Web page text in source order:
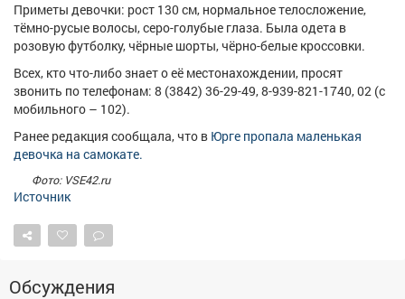
ТВ программа Я - пенсионер
Приметы девочки: рост 130 см, нормальное телосложение,
тёмно-русые волосы, серо-голубые глаза. Была одета в
розовую футболку, чёрные шорты, чёрно-белые кроссовки.
Всех, кто что-либо знает о её местонахождении, просят
звонить по телефонам: 8 (3842) 36-29-49, 8-939-821-1740, 02 (с
мобильного – 102).
Ранее редакция сообщала, что в Юрге пропала маленькая
девочка на самокате.
Фото: VSE42.ru
Источник
Обсуждения